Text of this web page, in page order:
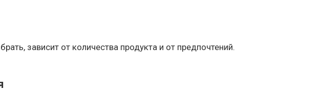
зависит от количества продукта и от предпочтений.